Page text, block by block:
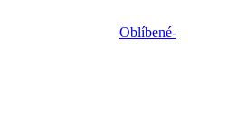
Oblíbené-